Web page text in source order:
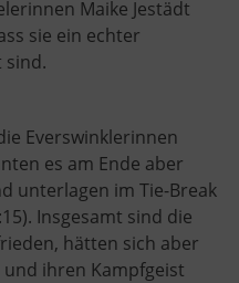
Maike Jestädt
sie ein echter
sind.
Everswinklerinnen
es am Ende aber
unterlagen im Tie-Break
Insgesamt sind die
hätten sich aber
ihren Kampfgeist